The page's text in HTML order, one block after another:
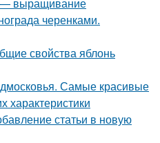
черенками.
свойства яблонь
Самые красивые
характеристики
статьи в новую